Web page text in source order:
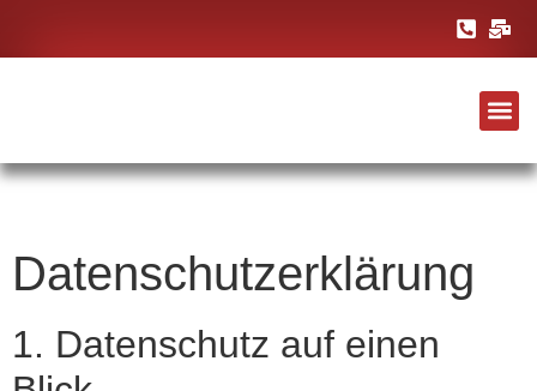
Datenschutz­erklärung
1. Datenschutz auf einen